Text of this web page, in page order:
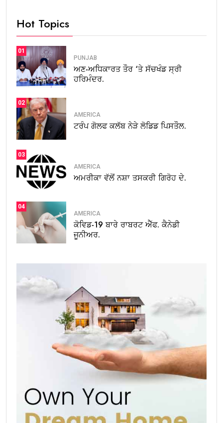
Hot Topics
01
PUNJAB
ਅਣ-ਅਧਿਕਾਰਤ ਤੌਰ ‘ਤੇ ਸੱਚਖੰਡ ਸ੍ਰੀ
ਹਰਿਮੰਦਰ.
02
AMERICA
ਟਰੰਪ ਗੋਲਫ ਕਲੱਬ ਨੇੜੇ ਲੋਡਿਡ ਪਿਸਤੌਲ.
03
AMERICA
ਅਮਰੀਕਾ ਵੱਲੋਂ ਨਸ਼ਾ ਤਸਕਰੀ ਗਿਰੋਹ ਦੇ.
04
AMERICA
ਕੋਵਿਡ-19 ਬਾਰੇ ਰਾਬਰਟ ਐੱਫ. ਕੈਨੇਡੀ
ਜੂਨੀਅਰ.